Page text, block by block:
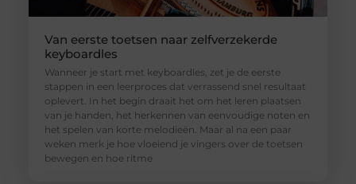
Van eerste toetsen naar zelfverzekerde
keyboardles
Wanneer je start met keyboardles, zet je de eerste
stappen in een leerproces dat verrassend snel resultaat
oplevert. In het begin draait het om het leren plaatsen
van je handen, het herkennen van eenvoudige noten en
het spelen van korte melodieën. Maar al na een paar
weken merk je hoe vloeiend je vingers over de toetsen
bewegen en hoe ritme